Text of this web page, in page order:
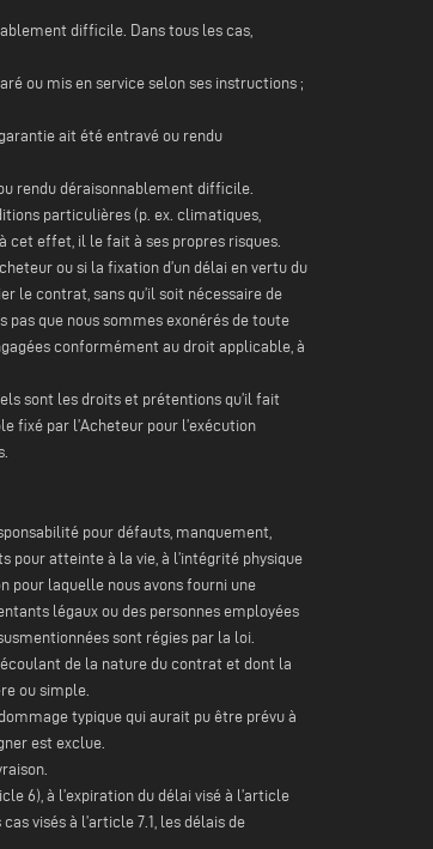
difficile. Dans tous les cas,
ou mis en service selon ses instructions ;
ait été entravé ou rendu
rendu déraisonnablement difficile.
particulières (p. ex. climatiques,
cet effet, il le fait à ses propres risques.
ou si la fixation d’un délai en vertu du
le contrat, sans qu’il soit nécessaire de
que nous sommes exonérés de toute
conformément au droit applicable, à
sont les droits et prétentions qu’il fait
fixé par l’Acheteur pour l’exécution
pour défauts, manquement,
pour atteinte à la vie, à l’intégrité physique
pour laquelle nous avons fourni une
légaux ou des personnes employées
sont régies par la loi.
de la nature du contrat et dont la
ou simple.
typique qui aurait pu être prévu à
est exclue.
6), à l’expiration du délai visé à l’article
visés à l’article 7.1, les délais de